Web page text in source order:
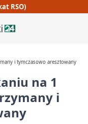
RSO)
i tymczasowo aresztowany
na 1
i